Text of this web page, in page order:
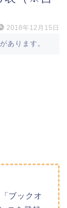
2018年12月15日
あります。
ブックオ